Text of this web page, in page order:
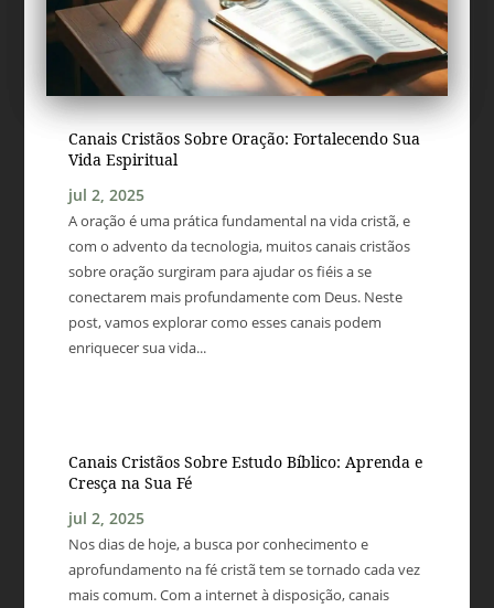
Canais Cristãos Sobre Oração: Fortalecendo Sua
Vida Espiritual
jul 2, 2025
A oração é uma prática fundamental na vida cristã, e
com o advento da tecnologia, muitos canais cristãos
sobre oração surgiram para ajudar os fiéis a se
conectarem mais profundamente com Deus. Neste
post, vamos explorar como esses canais podem
enriquecer sua vida...
Canais Cristãos Sobre Estudo Bíblico: Aprenda e
Cresça na Sua Fé
jul 2, 2025
Nos dias de hoje, a busca por conhecimento e
aprofundamento na fé cristã tem se tornado cada vez
mais comum. Com a internet à disposição, canais